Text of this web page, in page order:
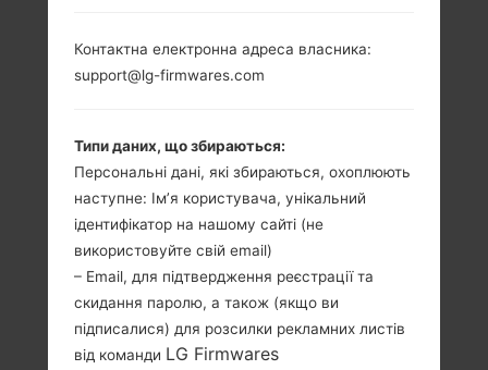
3.0 in (~46.44%
співвідношення
екрану до тіла)
240 x 400 пікселів
(~155 щільність
пікселів на дюйм)
Контактна електронна адреса власника:
support@lg-firmwares.com
Типи даних, що збираються:
Персональні дані, які збираються, охоплюють
наступне: Ім’я користувача, унікальний
ідентифікатор на нашому сайті (не
використовуйте свій email)
– Email, для підтвердження реєстрації та
скидання паролю, а також (якщо ви
підписалися) для розсилки рекламних листів
від команди LG Firmwares